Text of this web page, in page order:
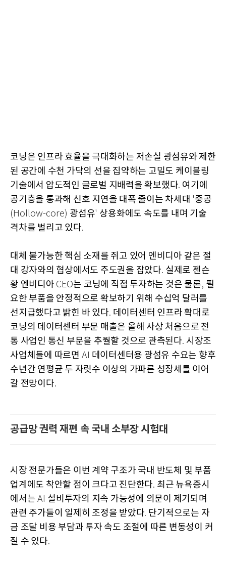
코닝은 인프라 효율을 극대화하는 저손실 광섬유와 제한
된 공간에 수천 가닥의 선을 집약하는 고밀도 케이블링
기술에서 압도적인 글로벌 지배력을 확보했다. 여기에
공기층을 통과해 신호 지연을 대폭 줄이는 차세대 '중공
(Hollow-core) 광섬유' 상용화에도 속도를 내며 기술
격차를 벌리고 있다.
대체 불가능한 핵심 소재를 쥐고 있어 엔비디아 같은 절
대 강자와의 협상에서도 주도권을 잡았다. 실제로 젠슨
황 엔비디아 CEO는 코닝에 직접 투자하는 것은 물론, 필
요한 부품을 안정적으로 확보하기 위해 수십억 달러를
선지급했다고 밝힌 바 있다. 데이터센터 인프라 확대로
코닝의 데이터센터 부문 매출은 올해 사상 처음으로 전
통 사업인 통신 부문을 추월할 것으로 관측된다. 시장조
사업체들에 따르면 AI 데이터센터용 광섬유 수요는 향후
수년간 연평균 두 자릿수 이상의 가파른 성장세를 이어
갈 전망이다.
공급망 권력 재편 속 국내 소부장 시험대
시장 전문가들은 이번 계약 구조가 국내 반도체 및 부품
업계에도 착안할 점이 크다고 진단한다. 최근 뉴욕증시
에서는 AI 설비투자의 지속 가능성에 의문이 제기되며
관련 주가들이 일제히 조정을 받았다. 단기적으로는 자
금 조달 비용 부담과 투자 속도 조절에 따른 변동성이 커
질 수 있다.